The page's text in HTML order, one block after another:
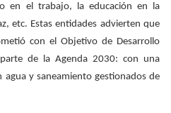
en el trabajo, la educación en la
etc. Estas entidades advierten que
con el Objetivo de Desarrollo
de la Agenda 2030: con una
y saneamiento gestionados de